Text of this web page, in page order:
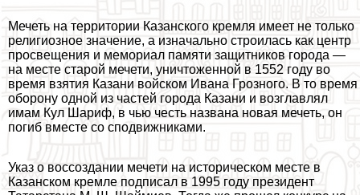
Мечеть на территории Казанского кремля имеет не только
религиозное значение, а изначально строилась как центр
просвещения и мемориал памяти защитников города —
на месте старой мечети, уничтоженной в 1552 году во
время взятия Казани войском Ивана Грозного. В то время
оборону одной из частей города Казани и возглавлял
имам Кул Шариф, в чью честь названа новая мечеть, он
погиб вместе со сподвижниками.
Указ о воссоздании мечети на историческом месте в
Казанском кремле подписал в 1995 году президент